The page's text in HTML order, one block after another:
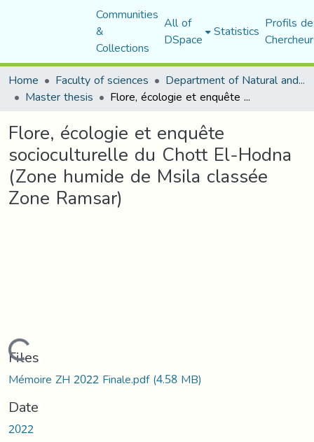
Communities
&
Collections
All of
DSpace Statistics Profils
Home
Faculty of sciences Department of Natural and Life Sciences
Master thesis Flore, écologie et enquête socioculturelle du Chott El-Hodna (Zone humide de Msila classée Zone Ramsar)
Flore, écologie et enquête
socioculturelle du Chott El-Hodna
(Zone humide de Msila classée
Zone Ramsar)
Loading...
Files
Mémoire ZH 2022 Finale.pdf(4.58 MB)
Date
2022